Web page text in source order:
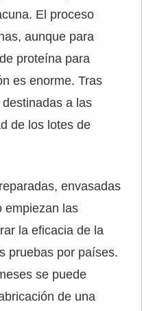
El proceso
aunque para
proteína para
es enorme. Tras
a las
de los lotes de
envasadas
empiezan las
la eficacia de la
pruebas por países.
se puede
de una